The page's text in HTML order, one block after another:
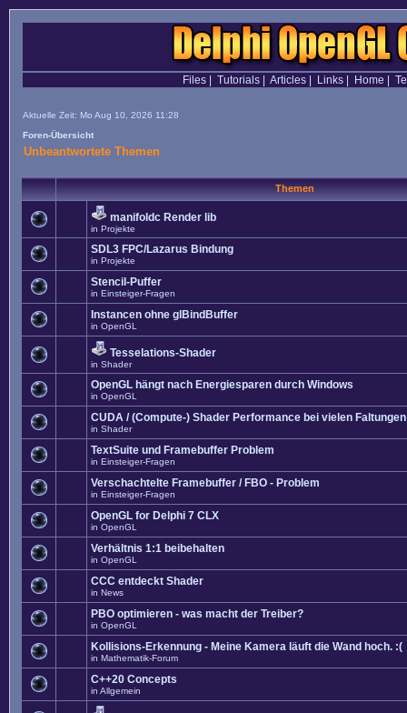
Files| Tutorials| Articles| Links| Home
Aktuelle Zeit: Mo Aug 10, 2026 11:28
Foren-Übersicht
Unbeantwortete Themen
Themen
manifoldc Render lib
in Projekte
SDL3 FPC/Lazarus Bindung
in Projekte
Stencil-Puffer
in Einsteiger-Fragen
Instancen ohne glBindBuffer
in OpenGL
Tesselations-Shader
in Shader
OpenGL hängt nach Energiesparen durch Windows
in OpenGL
CUDA / (Compute-) Shader Performance bei vielen Faltungen
in Shader
TextSuite und Framebuffer Problem
in Einsteiger-Fragen
Verschachtelte Framebuffer / FBO - Problem
in Einsteiger-Fragen
OpenGL for Delphi 7 CLX
in OpenGL
Verhältnis 1:1 beibehalten
in OpenGL
CCC entdeckt Shader
in News
PBO optimieren - was macht der Treiber?
in OpenGL
Kollisions-Erkennung - Meine Kamera läuft die Wand hoch. :(
in Mathematik-Forum
C++20 Concepts
in Allgemein